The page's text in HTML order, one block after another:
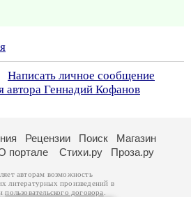
Написать личное сообщение
автора Геннадий Кофанов
Рецензии Поиск
Магазин
портале Стихи.ру Проза.ру
авторам возможность
литературных произведений в
пользовательского договора